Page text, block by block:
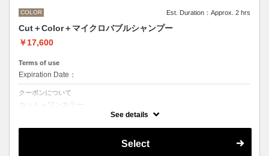
COLOR Est. Duration：Approx. 2 hrs
Cut＋Color＋マイクロバブルシャンプー
￥17,600
Terms of use
Expiration Date：
クーポンについて
カット＋ワンカラー
魔法のバブルmarbbを使ったmarbbシャンプー
●髪の長さにより別途ロング料金を頂戴いたします。
●ポイントカラーなどのデザインカラーをご希望の場合、最終受付時間
See details
Select